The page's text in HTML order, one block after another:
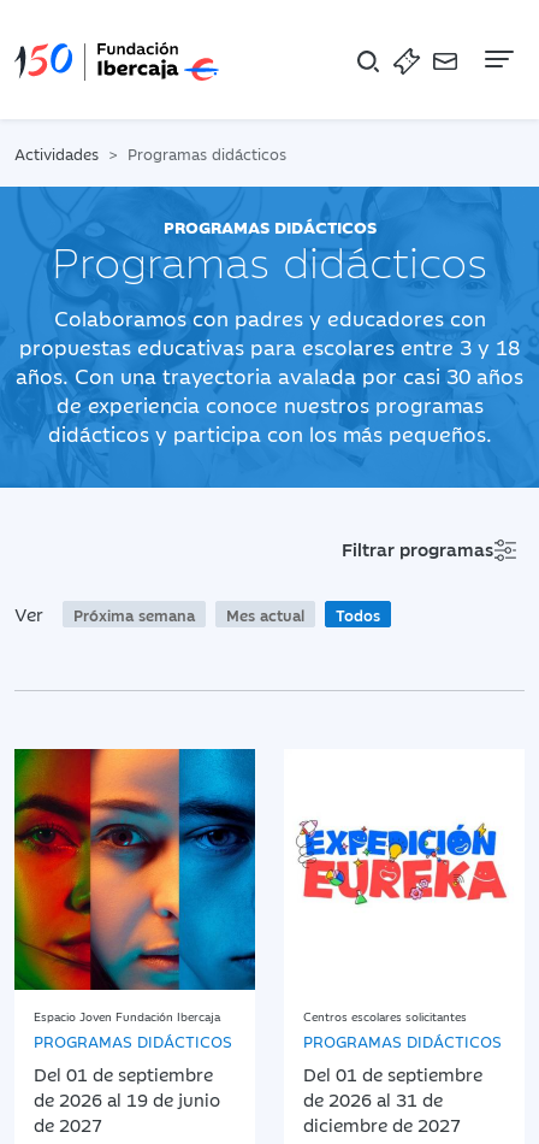
Actividades Programas didácticos
PROGRAMAS DIDÁCTICOS
Programas didácticos
Colaboramos con padres y educadores con
propuestas educativas para escolares entre 3 y 18
años. Con una trayectoria avalada por casi 30 años
de experiencia conoce nuestros programas
didácticos y participa con los más pequeños.
Ver Próxima semana Mes actual Todos
Filtrar programas
Espacio Joven Fundación Ibercaja
PROGRAMAS DIDÁCTICOS
Del 01 de septiembre
de 2026 al 19 de junio
de 2027
Centros escolares solicitantes
PROGRAMAS DIDÁCTICOS
Del 01 de septiembre
de 2026 al 31 de
diciembre de 2027